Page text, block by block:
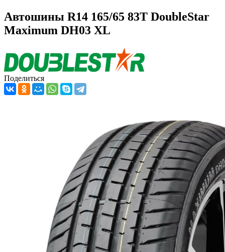
Автошины R14 165/65 83T DoubleStar
Maximum DH03 XL
Поделиться